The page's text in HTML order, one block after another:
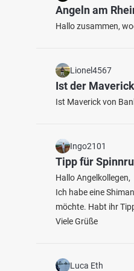
Angeln am
Hallo zusammen,
Lionel4567
Ist der
Ist Maverick von
Ingo2101
Tipp für
Hallo Angelkollegen,
Ich habe eine
möchte. Habt ihr
Viele Grüße
Luca Eth